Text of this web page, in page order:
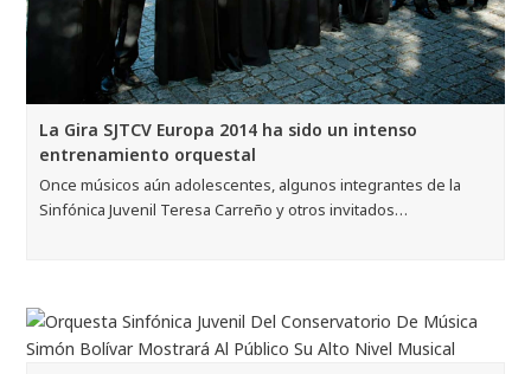
La Gira SJTCV Europa 2014 ha sido un intenso
entrenamiento orquestal
Once músicos aún adolescentes, algunos integrantes de la
Sinfónica Juvenil Teresa Carreño y otros invitados…